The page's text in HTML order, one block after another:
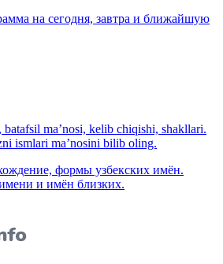
на сегодня, завтра и ближайшую
batafsil ma’nosi, kelib chiqishi, shakllari.
ismlari ma’nosini bilib oling.
формы узбекских имён.
и имён близких.